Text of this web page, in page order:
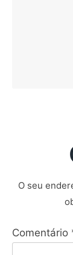
O seu
Comentário